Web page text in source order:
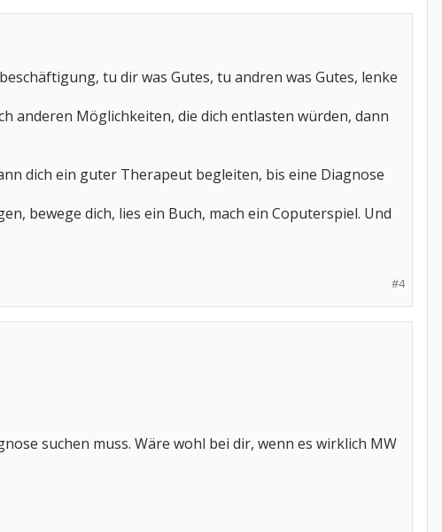
tu dir was Gutes, tu andren was Gutes, lenke
anderen Möglichkeiten, die dich entlasten würden, dann
dich ein guter Therapeut begleiten, bis eine Diagnose
bewege dich, lies ein Buch, mach ein Coputerspiel. Und
#4
suchen muss. Wäre wohl bei dir, wenn es wirklich MW